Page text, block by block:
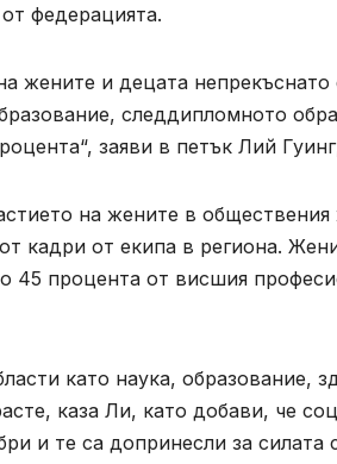
федерацията.
жените и децата
следдипломното
заяви в петък Лий
на жените в
кадри от екипа в региона.
45 процента от висшия
като наука, образование,
каза Ли, като добави, че
и те са допринесли за